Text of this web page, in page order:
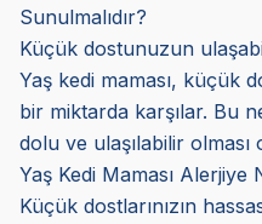
Sunulmalıdır?
Küçük dostunuzun
Yaş kedi maması, küçük
bir miktarda karşılar. Bu
dolu ve ulaşılabilir olması
Yaş Kedi Maması Alerjiye
Küçük dostlarınızın